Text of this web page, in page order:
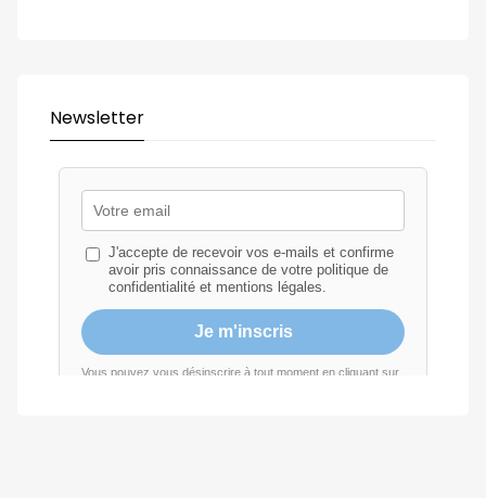
Newsletter